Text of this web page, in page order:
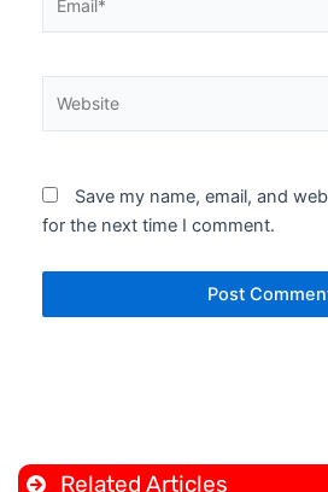
Save my name, email, and
for the next time I comment.
Related Articles